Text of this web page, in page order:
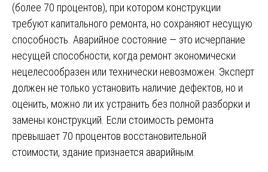
(более 70 процентов), при котором конструкции
требуют капитального ремонта, но сохраняют несущую
способность. Аварийное состояние — это исчерпание
несущей способности, когда ремонт экономически
нецелесообразен или технически невозможен. Эксперт
должен не только установить наличие дефектов, но и
оценить, можно ли их устранить без полной разборки и
замены конструкций. Если стоимость ремонта
превышает 70 процентов восстановительной
стоимости, здание признается аварийным.